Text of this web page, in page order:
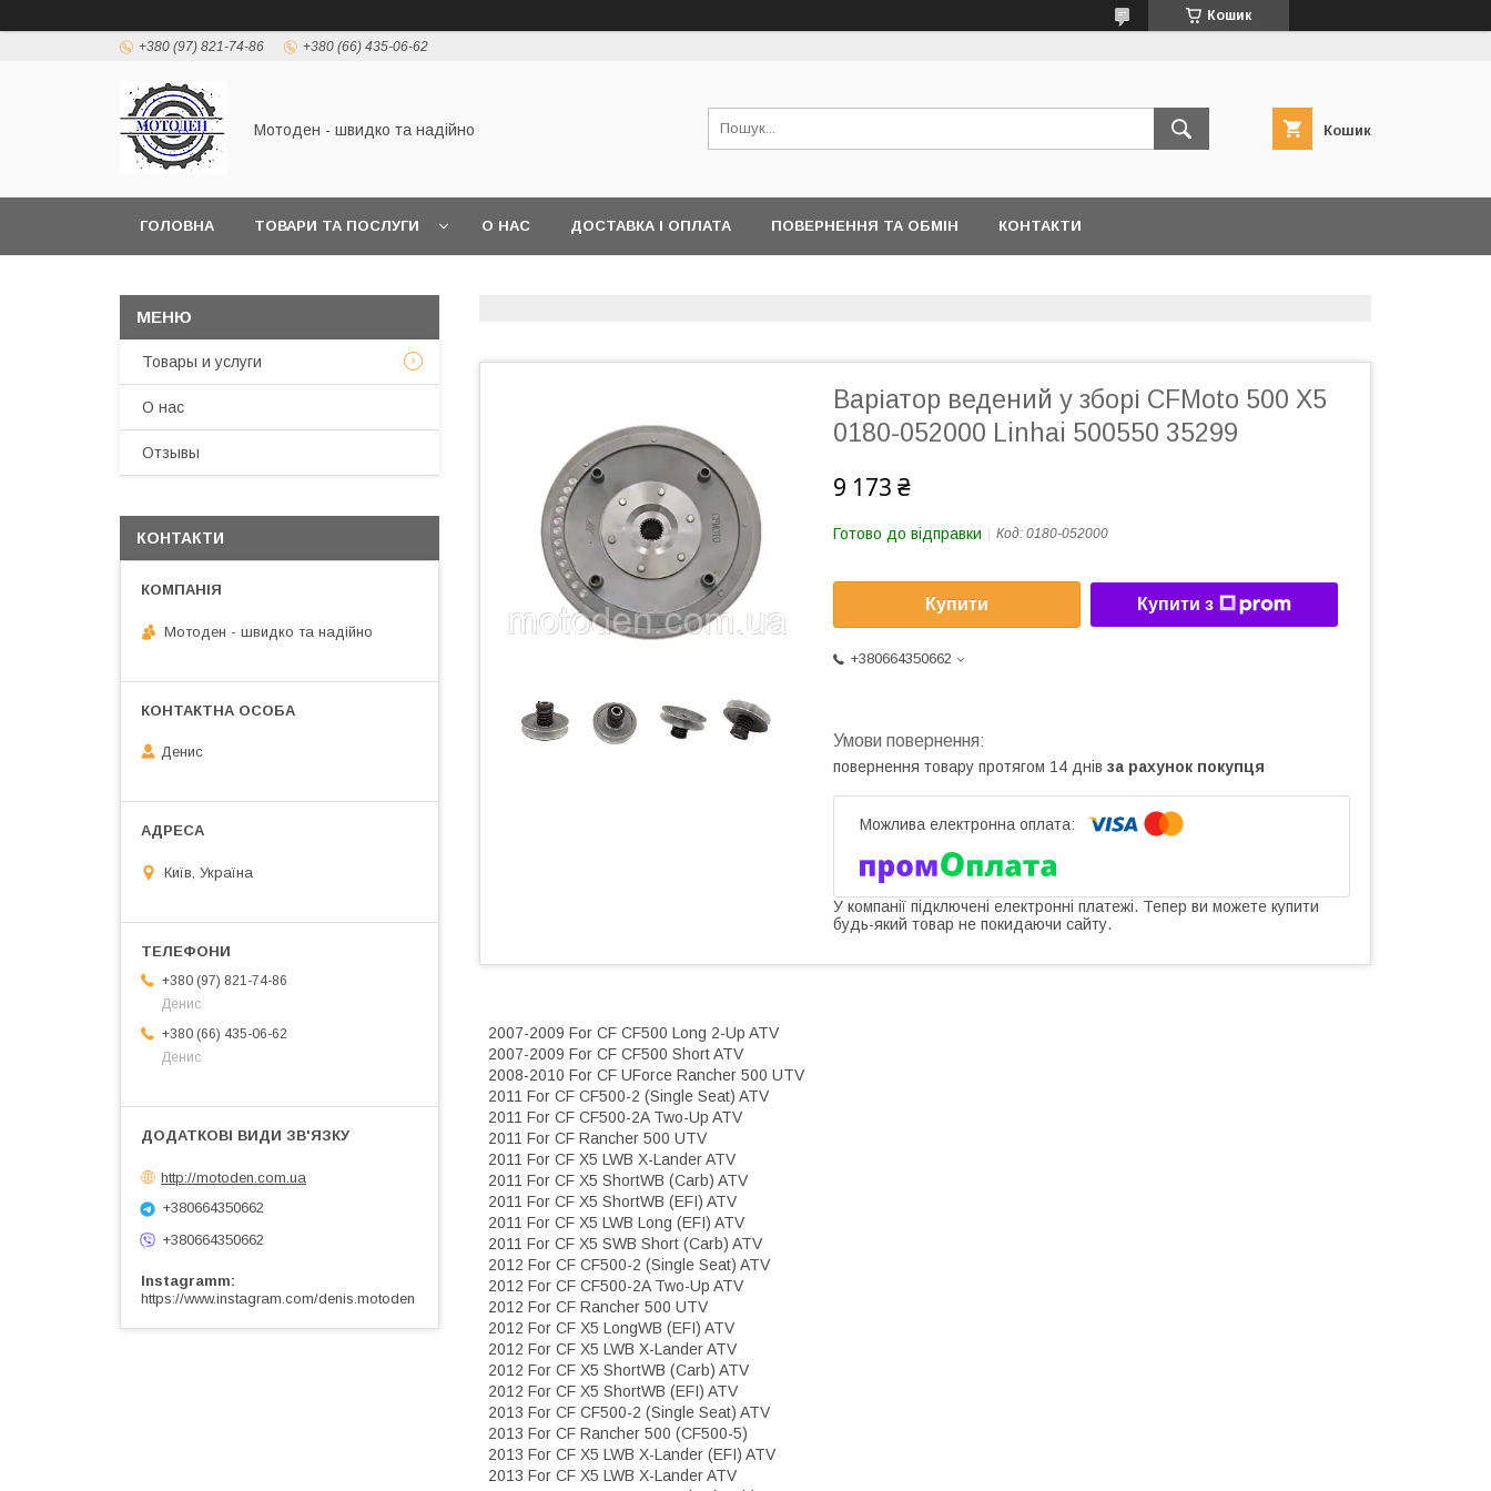
Кошик
+380 (97) 821-74-86 +380 (66) 435-06-62
Мотоден - швидко та надійно Кошик
ГОЛОВНА ТОВАРИ ТА ПОСЛУГИ О НАС ДОСТАВКА І ОПЛАТА ПОВЕРНЕННЯ ТА ОБМІН КОНТАКТИ
Варіатор ведений у зборі СFMoto 500 X5
0180-052000 Linhai 500550 35299
9 173 ₴
Готово до відправки Код: 0180-052000
Купити Купити з
+380664350662
повернення товару протягом 14 днів за рахунок покупця
У компанії підключені електронні платежі. Тепер ви можете купити
будь-який товар не покидаючи сайту.
2007-2009 For CF CF500 Long 2-Up ATV
2007-2009 For CF CF500 Short ATV
2008-2010 For CF UForce Rancher 500 UTV
2011 For CF CF500-2 (Single Seat) ATV
2011 For CF CF500-2A Two-Up ATV
2011 For CF Rancher 500 UTV
2011 For CF X5 LWB X-Lander ATV
2011 For CF X5 ShortWB (Carb) ATV
2011 For CF X5 ShortWB (EFI) ATV
2011 For CF X5 LWB Long (EFI) ATV
2011 For CF X5 SWB Short (Carb) ATV
2012 For CF CF500-2 (Single Seat) ATV
2012 For CF CF500-2A Two-Up ATV
2012 For CF Rancher 500 UTV
2012 For CF X5 LongWB (EFI) ATV
2012 For CF X5 LWB X-Lander ATV
2012 For CF X5 ShortWB (Carb) ATV
2012 For CF X5 ShortWB (EFI) ATV
2013 For CF CF500-2 (Single Seat) ATV
2013 For CF Rancher 500 (CF500-5)
2013 For CF X5 LWB X-Lander (EFI) ATV
2013 For CF X5 LWB X-Lander ATV
Товары и услуги
О нас
Отзывы
КОНТАКТИ
Мотоден - швидко та надійно
Денис
Київ, Україна
+380 (97) 821-74-86
Денис
+380 (66) 435-06-62
Денис
http://motoden.com.ua
+380664350662
+380664350662
Instagramm
https://www.instagram.com/denis.motoden